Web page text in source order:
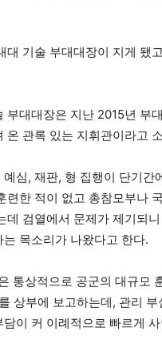
기술 부대대장이 지게 됐
부대대장은 지난 2015년 부
온 관록 있는 지휘관이라고
심, 재판, 형 집행이 단기간
련한 적이 없고 총참모부나
검열에서 문제가 제기되
목소리가 나왔다고 한다.
통상적으로 공군의 대규모
상부에 보고하는데, 관리
이 커 이례적으로 빠르게